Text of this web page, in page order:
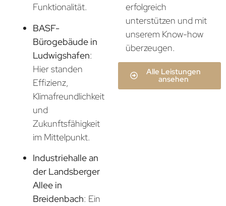
Funktionalität.
BASF-
Bürogebäude in
Ludwigshafen:
Hier standen
Effizienz,
Klimafreundlichkeit
und
Zukunftsfähigkeit
im Mittelpunkt.
Industriehalle an
der Landsberger
Allee in
Breidenbach: Ein
erfolgreich
unterstützen und mit
unserem Know-how
überzeugen.
Alle Leistungen
ansehen